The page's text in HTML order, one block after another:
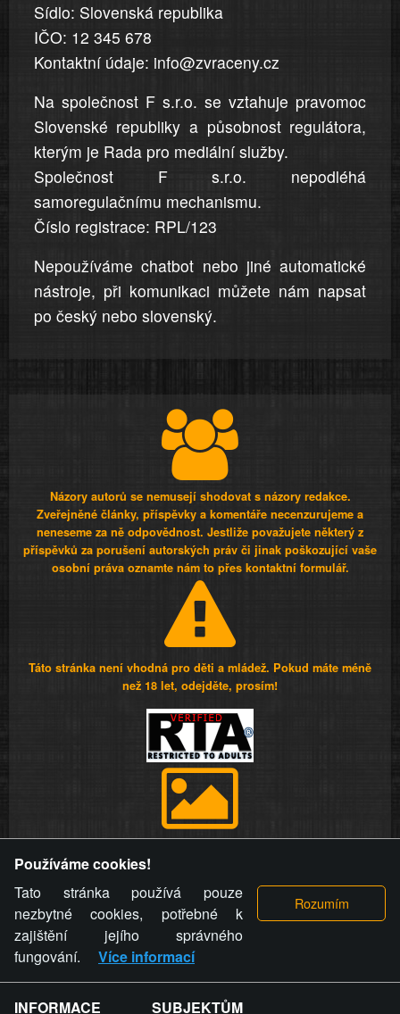
přesná
a
úplná
Sídlo: Slovenská republika
IČO: 12 345 678
Kontaktní údaje: info@zvraceny.cz
Na společnost F s.r.o. se vztahuje pravomoc
Slovenské republiky a působnost regulátora,
kterým je Rada pro mediální služby.
Společnost F s.r.o. nepodléhá
samoregulačnímu mechanismu.
Číslo registrace: RPL/123
Nepoužíváme chatbot nebo jiné automatické
nástroje, při komunikaci můžete nám napsat
po český nebo slovenský.
Názory autorů se nemusejí shodovat s názory redakce.
Zveřejněné články, příspěvky a komentáře necenzurujeme a
neneseme za ně odpovědnost. Jestliže považujete některý z
příspěvků za porušení autorských práv či jinak poškozující vaše
osobní práva oznamte nám to přes kontaktní formulář.
Táto stránka není vhodná pro děti a mládež. Pokud máte méně
než 18 let, odejděte, prosím!
videa a komentáře. Osoba, které se toto opatření provozovatele
stránky týče, ani osoba, která umístila fotografii nebo video na
stránku, nemůže z důvodu odstranění fotografie, videa nebo
komentáře pro výše uvedenou okolnost uplatnit vůči
provozovateli stránky žádný nárok na náhradu škody nebo
nemajetkové újmy.
Používáme cookies!
Tato stránka používá pouze
nezbytné cookies, potřebné k
zajištění jejího správného
fungování.
Více informací
INFORMACE SUBJEKTŮM